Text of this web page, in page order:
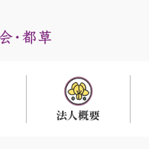
法人概要